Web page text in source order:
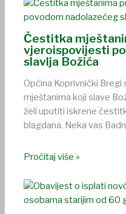
Čestitka
vjeroispovijesti
slavlja Božića
Općina Koprivnički Bregi
mještanima koji slave
želi uputiti iskrene
blagdana. Neka vas
Pročitaj više »